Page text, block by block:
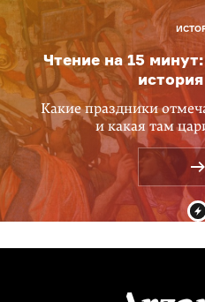
Чтение на 15
Какие праздники
и какая там